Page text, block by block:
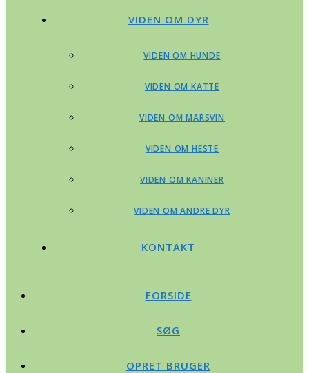
VIDEN OM DYR
VIDEN OM HUNDE
VIDEN OM KATTE
VIDEN OM MARSVIN
VIDEN OM HESTE
VIDEN OM KANINER
VIDEN OM ANDRE DYR
KONTAKT
FORSIDE
SØG
OPRET BRUGER